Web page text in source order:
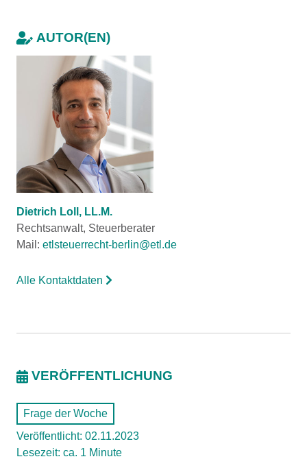
AUTOR(EN)
Dietrich Loll, LL.M.
Rechtsanwalt, Steuerberater
Mail: etlsteuerrecht-berlin@etl.de
Alle Kontaktdaten
VERÖFFENTLICHUNG
Frage der Woche
Veröffentlicht: 02.11.2023
Lesezeit: ca. 1 Minute